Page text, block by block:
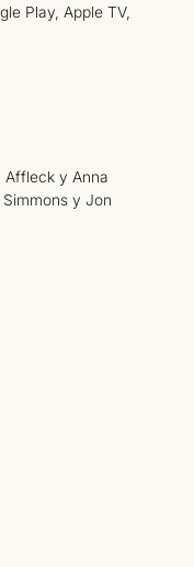
Play, Apple TV,
Affleck y Anna
y Jon